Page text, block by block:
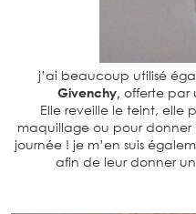
j’ai beaucoup utilisé
Givenchy, offerte par
Elle reveille le teint, elle
maquillage ou pour
journée ! je m’en suis
afin de leur donner